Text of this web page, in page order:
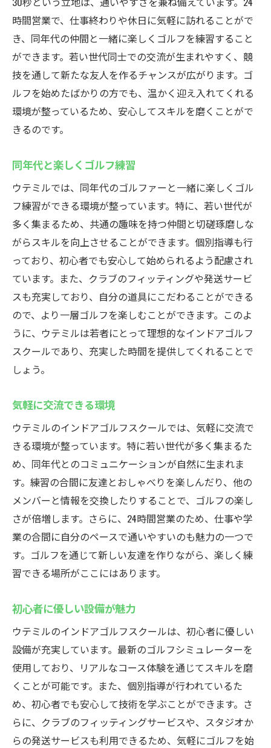
時間営業で、仕事終わりや休日に気軽に訪れることがで
き、同年代の仲間と一緒に楽しくゴルフを練習すること
ができます。若い世代同士での交流が生まれやすく、競
技を通して新たな友人を作るチャンスが広がります。ゴ
ルフを始めたばかりの方でも、温かく迎え入れてくれる
環境が整っているため、安心してスキルを磨くことがで
きるのです。
同年代と楽しくゴルフ練習
ウテミルでは、同年代のゴルファーと一緒に楽しくゴル
フ練習ができる環境が整っています。特に、若い世代が
多く集まるため、共通の趣味を持つ仲間と切磋琢磨しな
がらスキルを向上させることができます。個別指導も行
っており、初心者でも安心して始められるよう配慮され
ています。また、クラブのフィッティングや発送サービ
スも充実しており、自分の道具にこだわることができる
ので、より一層ゴルフを楽しむことができます。このよ
うに、ウテミルは若者にとって理想的なインドアゴルフ
スクールであり、充実した時間を提供してくれることで
しょう。
気軽に交流できる環境
ウテミルのインドアゴルフスクールでは、気軽に交流で
きる環境が整っています。特に若い世代が多く集まるた
め、同年代とのコミュニケーションが自然に生まれま
す。練習の合間に友達とおしゃべりを楽しんだり、他の
メンバーと情報を交換したりすることで、ゴルフの楽し
さが倍増します。さらに、24時間営業のため、仕事や学
業の合間に自分のペースで通いやすいのも魅力の一つで
す。ゴルフを通じて新しい友達を作りながら、楽しく練
習できる場所がここにはあります。
初心者に優しい設備が魅力
ウテミルのインドアゴルフスクールは、初心者に優しい
設備が充実しています。最新のゴルフシミュレーターを
使用しており、リアルなコース体験を通じてスキルを磨
くことが可能です。また、個別指導が行われているた
め、初心者でも安心して技術を学ぶことができます。さ
らに、クラブのフィッティングサービスや、スタジオか
らの発送サービスも利用できるため、気軽にゴルフを始